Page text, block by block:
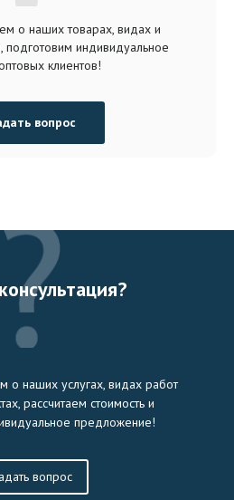
о наших товарах, видах и
подготовим индивидуальное
клиентов!
вопрос
о наших услугах, видах работ
рассчитаем стоимость и
предложение!
вопрос